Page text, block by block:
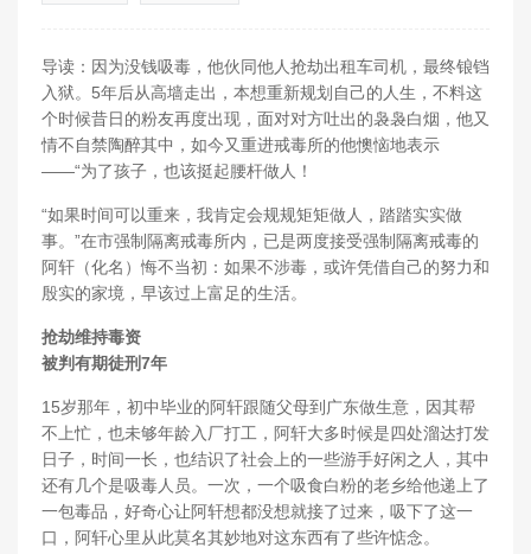
导读：因为没钱吸毒，他伙同他人抢劫出租车司机，最终锒铛
入狱。5年后从高墙走出，本想重新规划自己的人生，不料这
个时候昔日的粉友再度出现，面对对方吐出的袅袅白烟，他又
情不自禁陶醉其中，如今又重进戒毒所的他懊恼地表示
——“为了孩子，也该挺起腰杆做人！
“如果时间可以重来，我肯定会规规矩矩做人，踏踏实实做
事。”在市强制隔离戒毒所内，已是两度接受强制隔离戒毒的
阿轩（化名）悔不当初：如果不涉毒，或许凭借自己的努力和
殷实的家境，早该过上富足的生活。
抢劫维持毒资
被判有期徒刑7年
15岁那年，初中毕业的阿轩跟随父母到广东做生意，因其帮
不上忙，也未够年龄入厂打工，阿轩大多时候是四处溜达打发
日子，时间一长，也结识了社会上的一些游手好闲之人，其中
还有几个是吸毒人员。一次，一个吸食白粉的老乡给他递上了
一包毒品，好奇心让阿轩想都没想就接了过来，吸下了这一
口，阿轩心里从此莫名其妙地对这东西有了些许惦念。